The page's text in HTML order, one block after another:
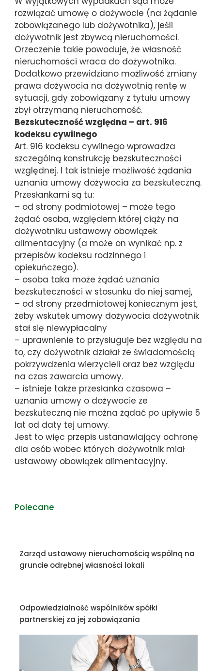
rozwiązać umowę o dożywocie (na żądanie
zobowiązanego lub dożywotnika), jeśli
dożywotnik jest zbywcą nieruchomości.
Orzeczenie takie powoduje, że własność
nieruchomości wraca do dożywotnika.
Dodatkowo przewidziano możliwość zmiany
prawa dożywocia na dożywotnią rentę w
sytuacji, gdy zobowiązany z tytułu umowy
zbył otrzymaną nieruchomość.
Bezskuteczność względna – art. 916
kodeksu cywilnego
Art. 916 kodeksu cywilnego wprowadza
szczególną konstrukcję bezskuteczności
względnej. I tak istnieje możliwość żądania
uznania umowy dożywocia za bezskuteczną.
Przesłankami są tu:
– od strony podmiotowej – może tego
żądać osoba, względem której ciąży na
dożywotniku ustawowy obowiązek
alimentacyjny (a może on wynikać np. z
przepisów kodeksu rodzinnego i
opiekuńczego).
– osoba taka może żądać uznania
bezskuteczności w stosunku do niej samej,
– od strony przedmiotowej koniecznym jest,
żeby wskutek umowy dożywocia dożywotnik
stał się niewypłacalny
– uprawnienie to przysługuje bez względu na
to, czy dożywotnik działał ze świadomością
pokrzywdzenia wierzycieli oraz bez względu
na czas zawarcia umowy.
– istnieje także przesłanka czasowa –
uznania umowy o dożywocie ze
bezskuteczną nie można żądać po upływie 5
lat od daty tej umowy.
Jest to więc przepis ustanawiający ochronę
dla osób wobec których dożywotnik miał
ustawowy obowiązek alimentacyjny.
Polecane
Zarząd ustawowy nieruchomością wspólną na
gruncie odrębnej własności lokali
Odpowiedzialność wspólników spółki
partnerskiej za jej zobowiązania